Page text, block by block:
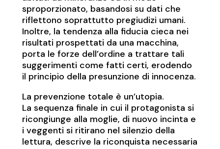
sproporzionato, basandosi su dati che
riflettono soprattutto pregiudizi umani.
Inoltre, la tendenza alla fiducia cieca nei
risultati prospettati da una macchina,
porta le forze dell’ordine a trattare tali
suggerimenti come fatti certi, erodendo
il principio della presunzione di innocenza.
La prevenzione totale è un’utopia.
La sequenza finale in cui il protagonista si
ricongiunge alla moglie, di nuovo incinta e
i veggenti si ritirano nel silenzio della
lettura, descrive la riconquista necessaria